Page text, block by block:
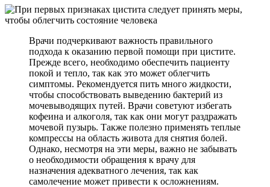
Врачи подчеркивают важность правильного
подхода к оказанию первой помощи при цистите.
Прежде всего, необходимо обеспечить пациенту
покой и тепло, так как это может облегчить
симптомы. Рекомендуется пить много жидкости,
чтобы способствовать выведению бактерий из
мочевыводящих путей. Врачи советуют избегать
кофеина и алкоголя, так как они могут раздражать
мочевой пузырь. Также полезно применять теплые
компрессы на область живота для снятия болей.
Однако, несмотря на эти меры, важно не забывать
о необходимости обращения к врачу для
назначения адекватного лечения, так как
самолечение может привести к осложнениям.